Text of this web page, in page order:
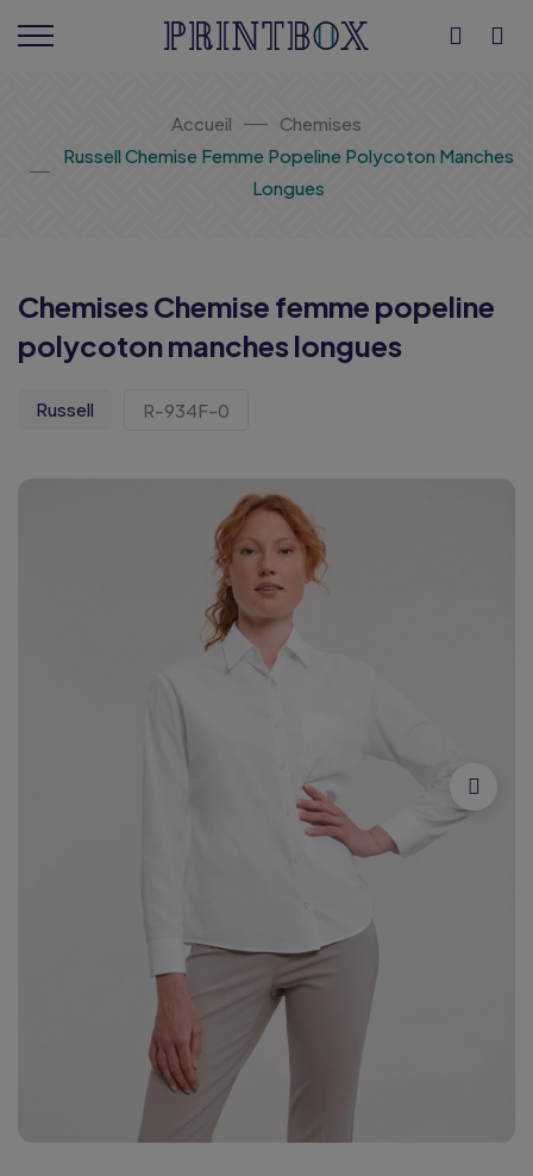
Accueil
Chemises
Russell Chemise Femme Popeline Polycoton Manches
Longues
Chemises Chemise femme popeline
polycoton manches longues
Russell R-934F-0